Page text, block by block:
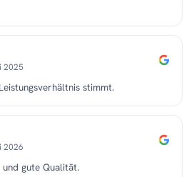
2025
stimmt.
2026
gute Qualität.